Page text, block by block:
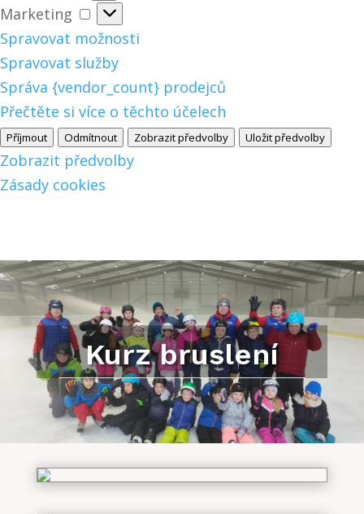
Marketing
Marketing
Spravovat možnosti
Spravovat služby
Správa {vendor_count} prodejců
Přečtěte si více o těchto účelech
Příjmout Odmítnout Zobrazit předvolby Uložit předvolby
Zobrazit předvolby
Zásady cookies
Kurz bruslení